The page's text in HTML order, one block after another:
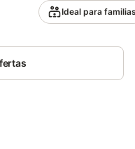
2
m² consta de un
dormitorios y 3
servicios adicionales
oficina en casa, una
Ideal para